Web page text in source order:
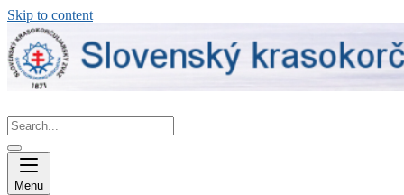
Skip to content
Menu